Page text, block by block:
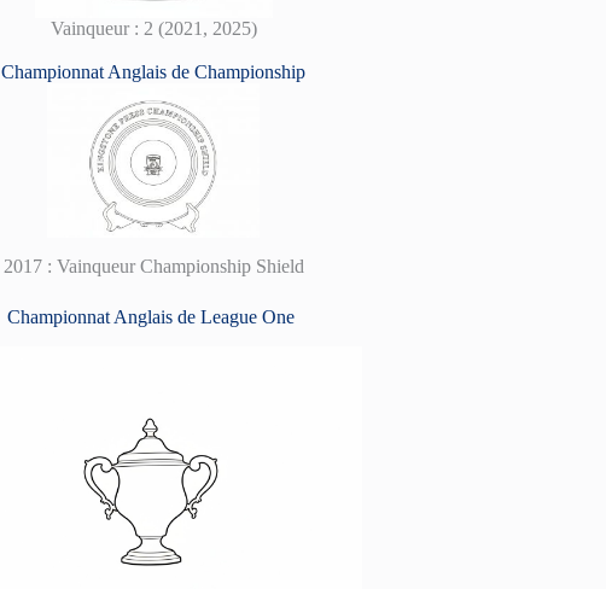
Vainqueur : 2 (2021, 2025)
Championnat Anglais de Championship
2017 : Vainqueur Championship Shield
Championnat Anglais de League One